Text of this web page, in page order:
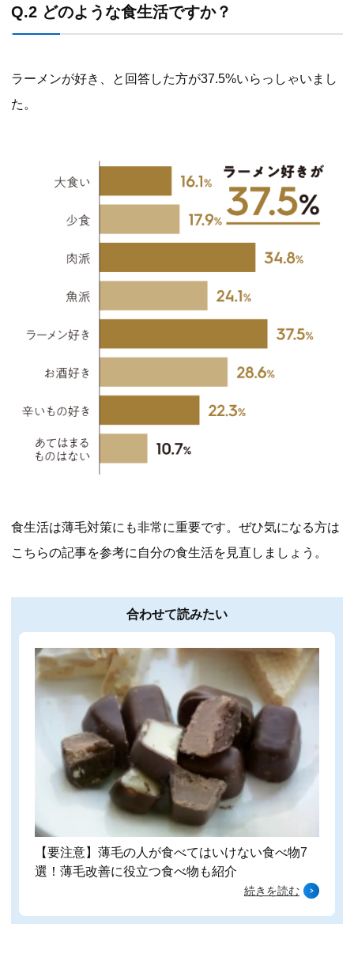
Q.2 どのような食生活ですか？
ラーメンが好き、と回答した方が37.5%いらっしゃいまし
た。
食生活は薄毛対策にも非常に重要です。ぜひ気になる方は
こちらの記事を参考に自分の食生活を見直しましょう。
合わせて読みたい
【要注意】薄毛の人が食べてはいけない食べ物7
選！薄毛改善に役立つ食べ物も紹介
続きを読む